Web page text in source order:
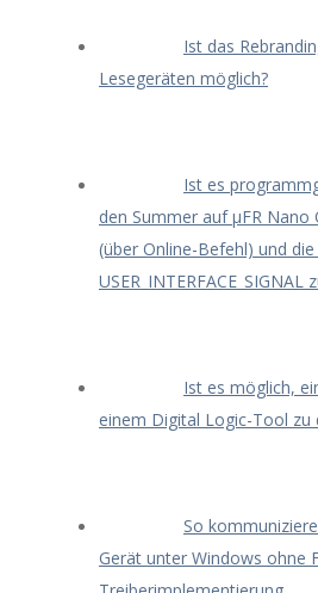
Ist das
Lesegeräten möglich?
Ist es
den Summer auf μFR Nano
(über Online-Befehl) und
USER_INTERFACE_SIGNAL
Ist es möglich,
einem Digital Logic-Tool zu
So
Gerät unter Windows ohne